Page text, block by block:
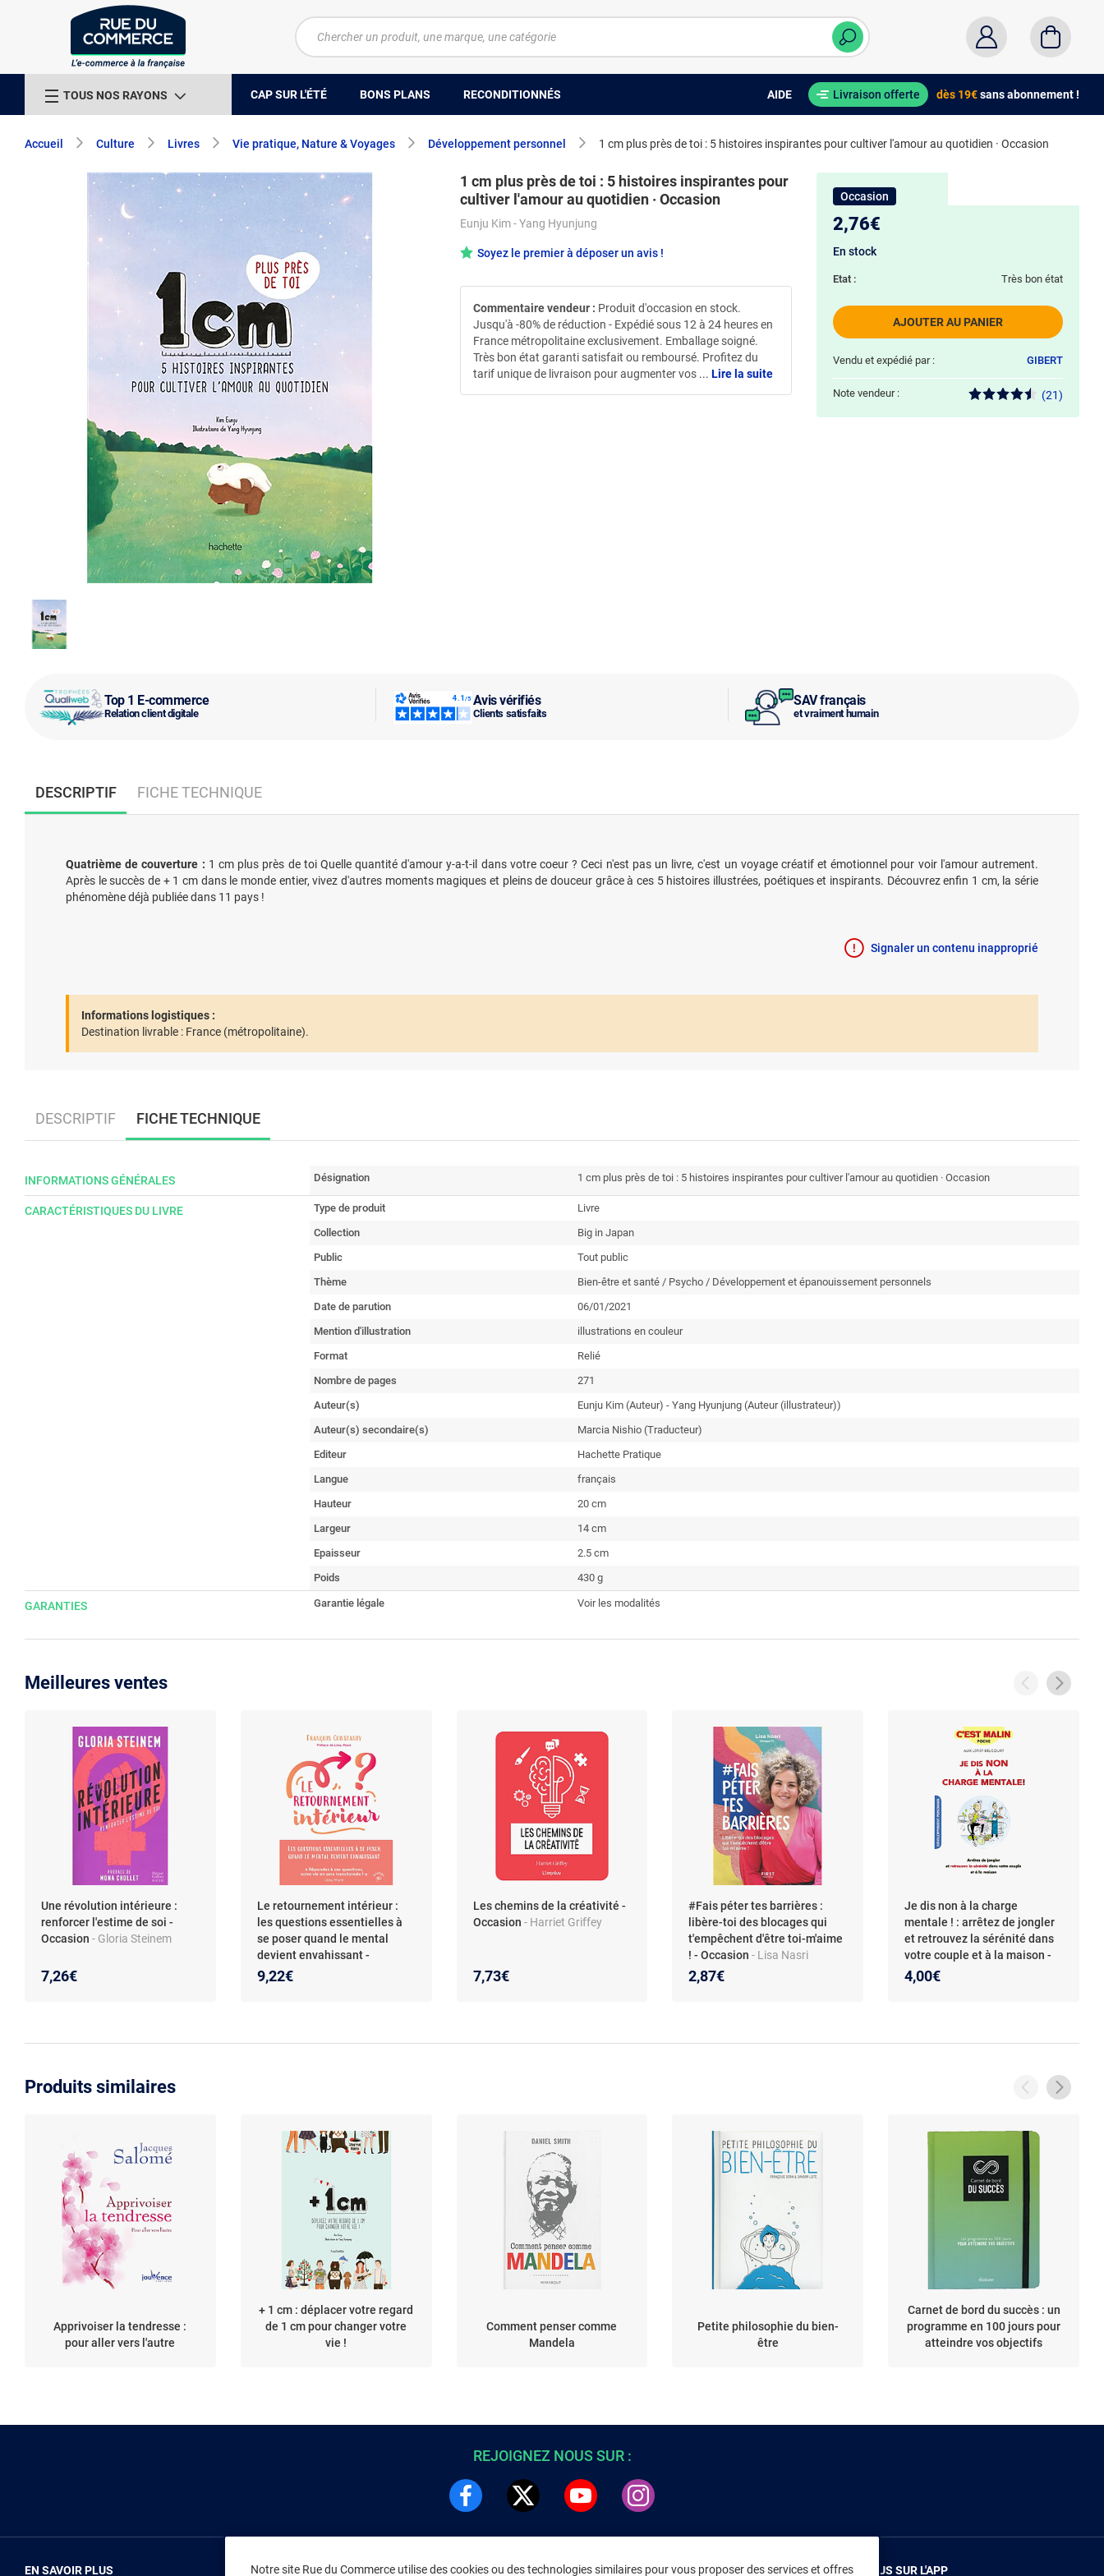
TOUS NOS RAYONS CAP SUR L'ÉTÉ BONS PLANS RECONDITIONNÉS AIDE Livraison offerte dès 19€sans abonnement !
Accueil Culture Livres Vie pratique, Nature & Voyages Développement personnel 1 cm plus près de toi : 5 histoires inspirantes pour cultiver l'amour au quotidien · Occasion
Top 1 E-commerce
Relation client digitale
Avis vérifiés
Clients satisfaits
SAV français
et vraiment humain
1 cm plus près de toi : 5 histoires inspirantes pour
cultiver l'amour au quotidien · Occasion
Eunju Kim - Yang Hyunjung
Soyez le premier à déposer un avis !
Commentaire vendeur : Produit d'occasion en stock.
Jusqu'à -80% de réduction - Expédié sous 12 à 24 heures en
France métropolitaine exclusivement. Emballage soigné.
Très bon état garanti satisfait ou remboursé. Profitez du
tarif unique de livraison pour augmenter vos ... Lire la suite
Occasion
2,76€
AJOUTER AU PANIER
En stock
Etat : Très bon état
Vendu et expédié par : GIBERT
Note vendeur : (21)
DESCRIPTIF FICHE TECHNIQUE
Quatrième de couverture : 1 cm plus près de toi Quelle quantité d'amour y-a-t-il dans votre coeur ? Ceci n'est pas un livre, c'est un voyage créatif et émotionnel pour voir l'amour autrement.
Après le succès de + 1 cm dans le monde entier, vivez d'autres moments magiques et pleins de douceur grâce à ces 5 histoires illustrées, poétiques et inspirants. Découvrez enfin 1 cm, la série
phénomène déjà publiée dans 11 pays !
Signaler un contenu inapproprié
Informations logistiques :
Destination livrable : France (métropolitaine).
DESCRIPTIF FICHE TECHNIQUE
INFORMATIONS GÉNÉRALES Désignation 1 cm plus près de toi : 5 histoires inspirantes pour cultiver l'amour au quotidien · Occasion
CARACTÉRISTIQUES DU LIVRE Type de produit
Livre
Collection
Big in Japan
Public
Tout public
Thème
Bien-être et santé / Psycho / Développement et épanouissement personnels
Date de parution
06/01/2021
Mention d'illustration
illustrations en couleur
Format
Relié
Nombre de pages
271
Auteur(s)
Eunju Kim (Auteur) - Yang Hyunjung (Auteur (illustrateur))
Auteur(s) secondaire(s)
Marcia Nishio (Traducteur)
Editeur
Hachette Pratique
Langue
français
Hauteur
20 cm
Largeur
14 cm
Epaisseur
2.5 cm
Poids
430 g
GARANTIES Garantie légale Voir les modalités
Meilleures ventes
Une révolution intérieure :
renforcer l'estime de soi -
Occasion - Gloria Steinem
7,26€
Le retournement intérieur :
les questions essentielles à
se poser quand le mental
devient envahissant -
Occasion
9,22€
Les chemins de la créativité -
Occasion - Harriet Griffey
7,73€
#Fais péter tes barrières :
libère-toi des blocages qui
t'empêchent d'être toi-m'aime
! - Occasion- Lisa Nasri
2,87€
Je dis non à la charge
mentale ! : arrêtez de jongler
et retrouvez la sérénité dans
votre couple et à la maison -
Occasion
4,00€
Produits similaires
Apprivoiser la tendresse :
pour aller vers l'autre
+ 1 cm : déplacer votre regard
de 1 cm pour changer votre
vie !
Comment penser comme
Mandela
Petite philosophie du bien-
être
Carnet de bord du succès : un
programme en 100 jours pour
atteindre vos objectifs
Notre site Rue du Commerce utilise des cookies ou des technologies similaires pour vous proposer des services et offres
REJOIGNEZ NOUS SUR :
EN SAVOIR PLUS NOUS REJOINDRE INFORMATIONS LÉGALES RENDEZ-VOUS SUR L'APP